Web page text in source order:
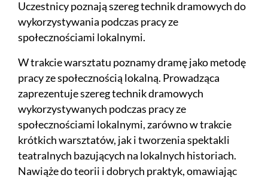
Uczestnicy poznają szereg technik dramowych do
wykorzystywania podczas pracy ze
społecznościami lokalnymi.
W trakcie warsztatu poznamy dramę jako metodę
pracy ze społecznością lokalną. Prowadząca
zaprezentuje szereg technik dramowych
wykorzystywanych podczas pracy ze
społecznościami lokalnymi, zarówno w trakcie
krótkich warsztatów, jak i tworzenia spektakli
teatralnych bazujących na lokalnych historiach.
Nawiąże do teorii i dobrych praktyk, omawiając